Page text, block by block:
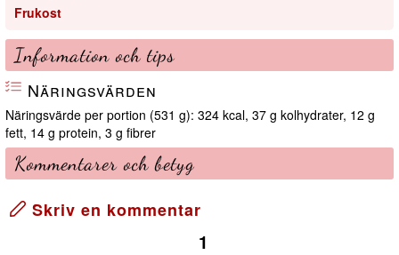
Frukost
Information och tips
Näringsvärden
Näringsvärde per portion (531 g): 324 kcal, 37 g kolhydrater, 12 g
fett, 14 g protein, 3 g fibrer
Kommentarer och betyg
Skriv en kommentar
1